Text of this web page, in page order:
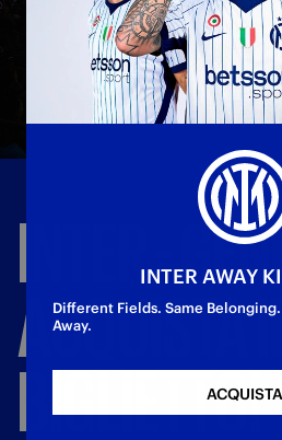
INTER-
ACQUISTA
BIGLIETTO!
INTER AWAY
Different Fields. Same
Away.
ACQUISTA